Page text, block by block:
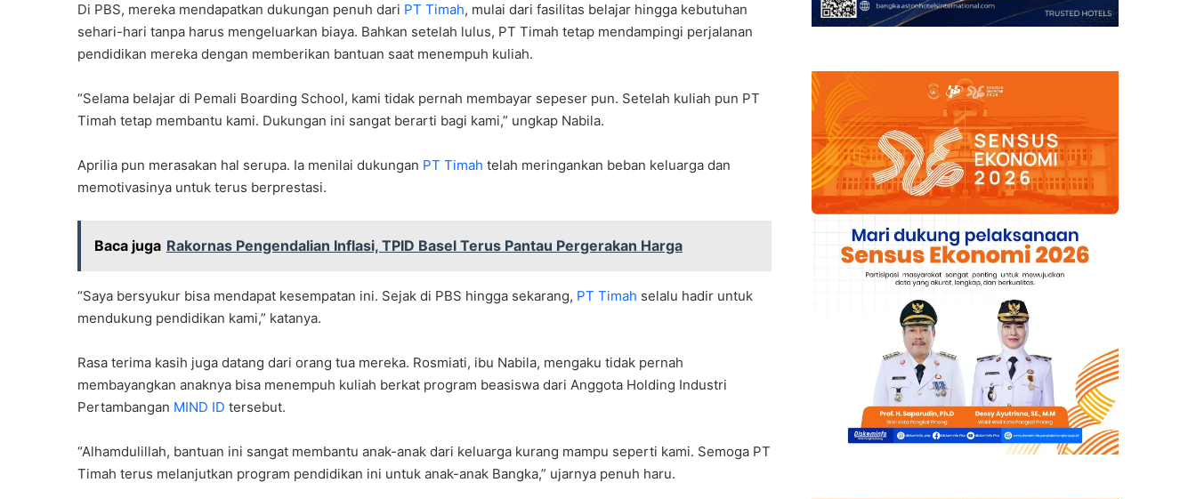
Di PBS, mereka mendapatkan dukungan penuh dari PT Timah, mulai dari fasilitas belajar hingga kebutuhan
sehari-hari tanpa harus mengeluarkan biaya. Bahkan setelah lulus, PT Timah tetap mendampingi perjalanan
pendidikan mereka dengan memberikan bantuan saat menempuh kuliah.
“Selama belajar di Pemali Boarding School, kami tidak pernah membayar sepeser pun. Setelah kuliah pun PT
Timah tetap membantu kami. Dukungan ini sangat berarti bagi kami,” ungkap Nabila.
Aprilia pun merasakan hal serupa. Ia menilai dukungan PT Timah telah meringankan beban keluarga dan
memotivasinya untuk terus berprestasi.
Baca juga Rakornas Pengendalian Inflasi, TPID Basel Terus Pantau Pergerakan Harga
“Saya bersyukur bisa mendapat kesempatan ini. Sejak di PBS hingga sekarang, PT Timah selalu hadir untuk
mendukung pendidikan kami,” katanya.
Rasa terima kasih juga datang dari orang tua mereka. Rosmiati, ibu Nabila, mengaku tidak pernah
membayangkan anaknya bisa menempuh kuliah berkat program beasiswa dari Anggota Holding Industri
Pertambangan MIND ID tersebut.
“Alhamdulillah, bantuan ini sangat membantu anak-anak dari keluarga kurang mampu seperti kami. Semoga PT
Timah terus melanjutkan program pendidikan ini untuk anak-anak Bangka,” ujarnya penuh haru.